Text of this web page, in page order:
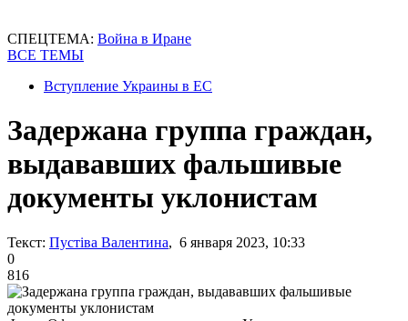
СПЕЦТЕМА: Война в Иране
ВСЕ ТЕМЫ
Вступление Украины в ЕС
Задержана группа граждан,
выдававших фальшивые
документы уклонистам
Текст: Пустіва Валентина, 6 января 2023, 10:33
0
816